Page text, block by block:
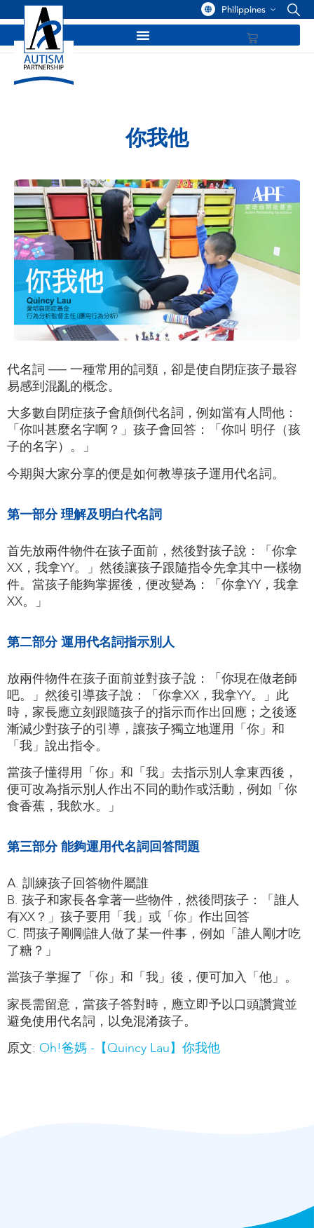
Philippines
你我他
代名詞 ── 一種常用的詞類，卻是使自閉症孩子最容
易感到混亂的概念。
大多數自閉症孩子會顛倒代名詞，例如當有人問他：
「你叫甚麼名字啊？」孩子會回答：「你叫 明仔（孩
子的名字）。」
今期與大家分享的便是如何教導孩子運用代名詞。
第一部分 理解及明白代名詞
首先放兩件物件在孩子面前，然後對孩子說：「你拿
XX，我拿YY。」然後讓孩子跟隨指令先拿其中一樣物
件。當孩子能夠掌握後，便改變為：「你拿YY，我拿
XX。」
第二部分 運用代名詞指示別人
放兩件物件在孩子面前並對孩子說：「你現在做老師
吧。」然後引導孩子說：「你拿XX，我拿YY。」此
時，家長應立刻跟隨孩子的指示而作出回應；之後逐
漸減少對孩子的引導，讓孩子獨立地運用「你」和
「我」說出指令。
當孩子懂得用「你」和「我」去指示別人拿東西後，
便可改為指示別人作出不同的動作或活動，例如「你
食香蕉，我飲水。」
第三部分 能夠運用代名詞回答問題
A. 訓練孩子回答物件屬誰
B. 孩子和家長各拿著一些物件，然後問孩子：「誰人
有XX？」孩子要用「我」或「你」作出回答
C. 問孩子剛剛誰人做了某一件事，例如「誰人剛才吃
了糖？」
當孩子掌握了「你」和「我」後，便可加入「他」。
家長需留意，當孩子答對時，應立即予以口頭讚賞並
避免使用代名詞，以免混淆孩子。
原文: Oh!爸媽 -【Quincy Lau】你我他